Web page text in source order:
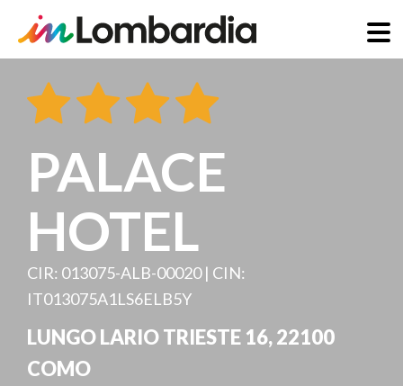
contenuto
PALACE
HOTEL
CIR: 013075-ALB-00020 | CIN:
IT013075A1LS6ELB5Y
LUNGO LARIO TRIESTE 16,22100
COMO